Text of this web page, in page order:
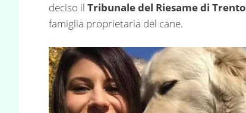
deciso il Tribunale del Riesame di Trento
famiglia proprietaria del cane.